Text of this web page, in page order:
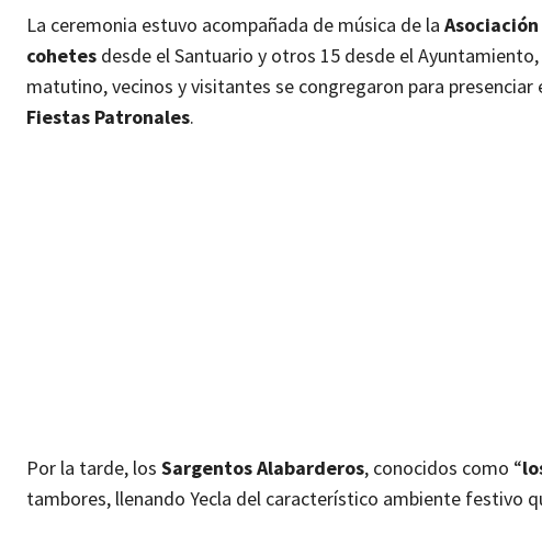
La ceremonia estuvo acompañada de música de la
cohetes desde el Santuario y otros 15 desde el
matutino, vecinos y visitantes se congregaron para
Fiestas Patronales.
Por la tarde, los Sargentos Alabarderos, conocidos como “
tambores, llenando Yecla del característico ambiente festivo